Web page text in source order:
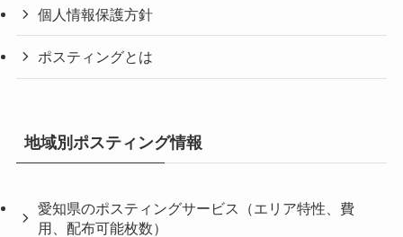
個人情報保護方針
ポスティングとは
地域別ポスティング情報
愛知県のポスティングサービス（エリア特性、費
用、配布可能枚数）